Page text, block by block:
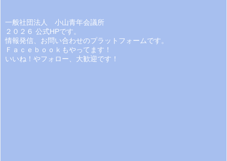
一般社団法人 小山青年会議所
２０２６ 公式HPです。
情報発信、お問い合わせのプラットフォームです。
Ｆａｃｅｂｏｏｋもやってます！
いいね！やフォロー、大歓迎です！